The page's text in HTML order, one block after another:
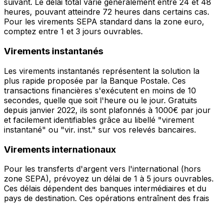
suivant. Le délai total varie généralement entre 24 et 48
heures, pouvant atteindre 72 heures dans certains cas.
Pour les virements SEPA standard dans la zone euro,
comptez entre 1 et 3 jours ouvrables.
Virements instantanés
Les virements instantanés représentent la solution la
plus rapide proposée par la Banque Postale. Ces
transactions financières s'exécutent en moins de 10
secondes, quelle que soit l'heure ou le jour. Gratuits
depuis janvier 2022, ils sont plafonnés à 1000€ par jour
et facilement identifiables grâce au libellé "virement
instantané" ou "vir. inst." sur vos relevés bancaires.
Virements internationaux
Pour les transferts d'argent vers l'international (hors
zone SEPA), prévoyez un délai de 1 à 5 jours ouvrables.
Ces délais dépendent des banques intermédiaires et du
pays de destination. Ces opérations entraînent des frais